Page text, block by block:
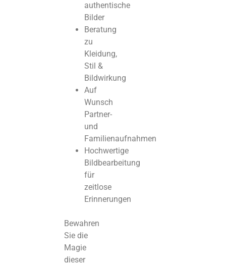
authentische
Bilder
Beratung
zu
Kleidung,
Stil &
Bildwirkung
Auf
Wunsch
Partner-
und
Familienaufnahmen
Hochwertige
Bildbearbeitung
für
zeitlose
Erinnerungen
Bewahren
Sie die
Magie
dieser